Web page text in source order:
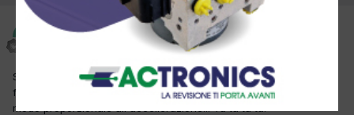
Spiritual
25 Novembre 2018
Salve, ho una matiz con riduttore genius vecchio tipo al quale ho
fatto la rettifica ma a caldo ora fa un rumore che aumenta in
modo proporzionale all'accellerazione... Tu tu tu tu.